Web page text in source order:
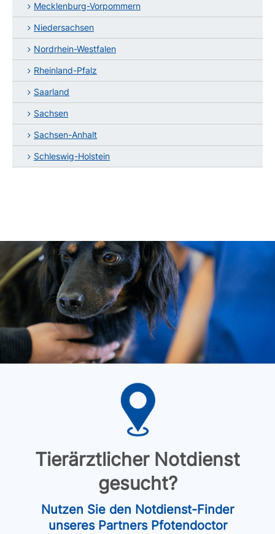
Mecklenburg-Vorpommern
Niedersachsen
Nordrhein-Westfalen
Rheinland-Pfalz
Saarland
Sachsen
Sachsen-Anhalt
Schleswig-Holstein
Tierärztlicher Notdienst
gesucht?
Nutzen Sie den Notdienst-Finder
unseres Partners Pfotendoctor